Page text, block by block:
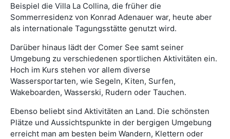
Beispiel die Villa La Collina, die früher die
Sommerresidenz von Konrad Adenauer war, heute aber
als internationale Tagungsstätte genutzt wird.
Darüber hinaus lädt der Comer See samt seiner
Umgebung zu verschiedenen sportlichen Aktivitäten ein.
Hoch im Kurs stehen vor allem diverse
Wassersportarten, wie Segeln, Kiten, Surfen,
Wakeboarden, Wasserski, Rudern oder Tauchen.
Ebenso beliebt sind Aktivitäten an Land. Die schönsten
Plätze und Aussichtspunkte in der bergigen Umgebung
erreicht man am besten beim Wandern, Klettern oder